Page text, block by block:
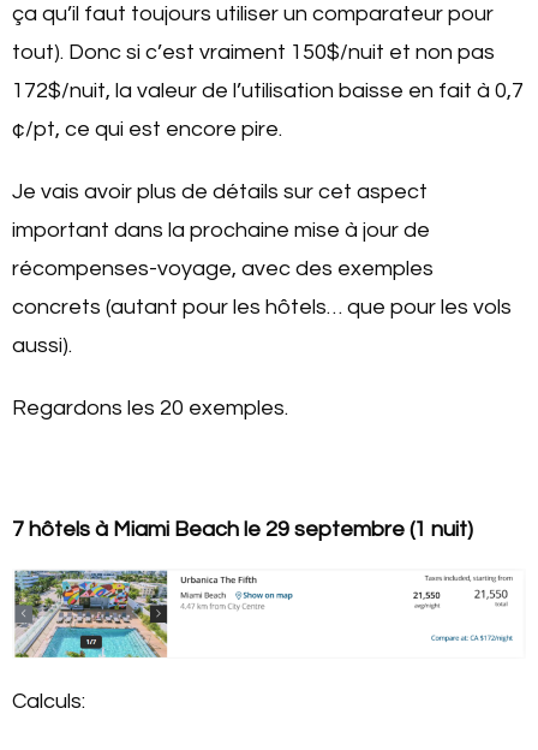
ça qu’il faut toujours utiliser un comparateur pour
tout). Donc si c’est vraiment 150$/nuit et non pas
172$/nuit, la valeur de l’utilisation baisse en fait à 0,7
¢/pt, ce qui est encore pire.
Je vais avoir plus de détails sur cet aspect
important dans la prochaine mise à jour de
récompenses-voyage, avec des exemples
concrets (autant pour les hôtels… que pour les vols
aussi).
Regardons les 20 exemples.
7 hôtels à Miami Beach le 29 septembre (1 nuit)
Calculs: